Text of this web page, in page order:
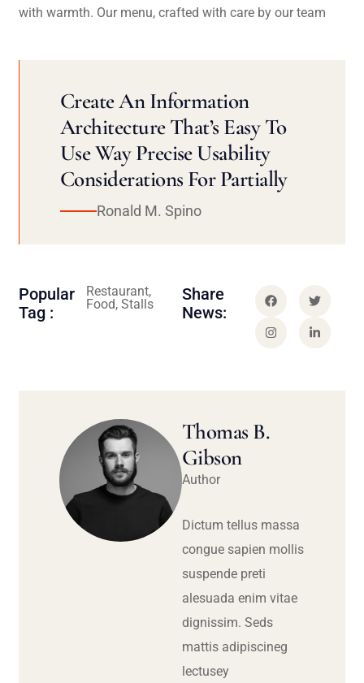
with warmth. Our menu, crafted with care by our team
Create An Information
Architecture That’s Easy To
Use Way Precise Usability
Considerations For Partially
Ronald M. Spino
Popular
Tag :
Restaurant,
Food, Stalls
Share
News:
Thomas B.
Gibson
Author
Dictum tellus massa
congue sapien mollis
suspende preti
alesuada enim vitae
dignissim. Seds
mattis adipiscineg
lectusey